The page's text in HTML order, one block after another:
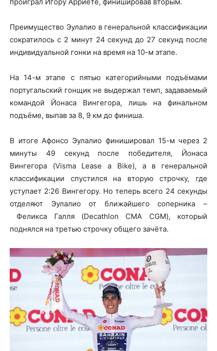
Преимущество Эулалио в генеральной классификации
сократилось с 2 минут 24 секунд до 27 секунд после
индивидуальной гонки на время на 10-м этапе.
На 14-м этапе с пятью категорийными подъёмами
португальский гонщик не выдержал темп, задаваемый
командой Йонаса Вингегора, лишь на финальном
подъёме, выпав за 8, 9 км до финиша.
В итоге Афонсо Эулалио финишировал 15-м через 2
минуты 49 секунд после победителя, Йонаса
Вингегора (Visma Lease a Bike), а в генеральной
классификации спустился на вторую строчку, где
уступает 2:26 Вингегору. Но теперь всего 24 секунды
отделяют Эулалио от ближайшего соперника –
Феликса Галля (Decathlon CMA CGM), который
поднялся на третью строчку общего зачёта.